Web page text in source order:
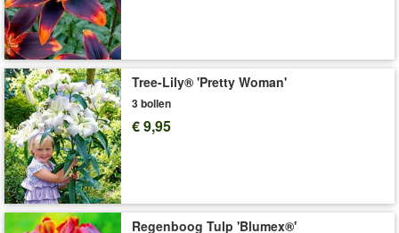
DeGARDENA® Bloembollenplanter
graven van plantgaten extra eenvoudig. Met de
(art.nr. 524) kunt u bloembollen eenvoudig planten, na de bloei
opbergen en beschermen tegen muizen en woelmuizen.
Art.nr.:39446
Levering omvat:bolomvang 8-9 cm
'Iris'
Plant- en Verzorgingstips
Tree-Lily® 'Pretty Woman'
3 bollen
€ 9,95
Regenboog Tulp 'Blumex®'